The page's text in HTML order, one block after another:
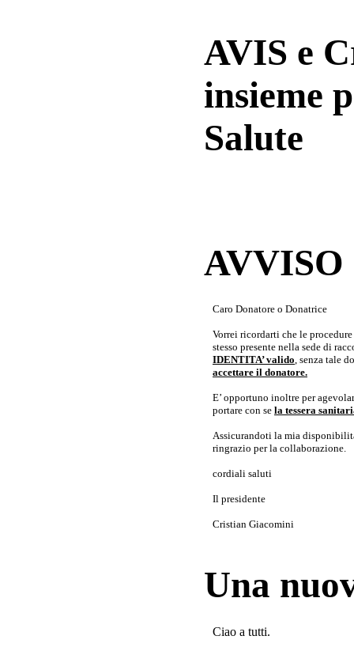
AVIS e
insieme
Salute
Caro Donatore o Donatrice
Vorrei ricordarti che le
stesso presente nella sede di
IDENTITA’ valido, senza tale
accettare il donatore.
E’ opportuno inoltre per
portare con se la tessera
Assicurandoti la mia
ringrazio per la collaborazione.
cordiali saluti
Il presidente
Cristian Giacomini
Una
Ciao a tutti.